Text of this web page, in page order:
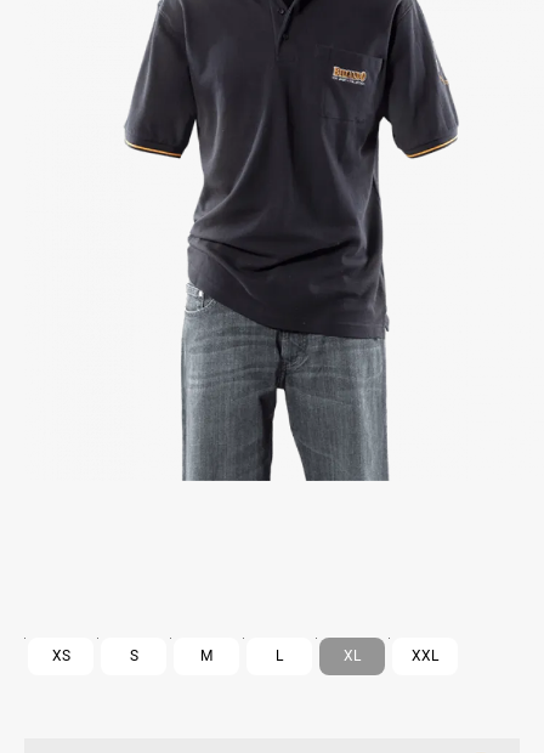
XS S M L XL XXL